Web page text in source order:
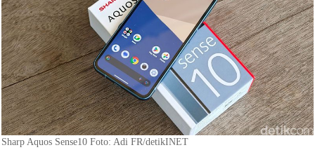
Sharp Aquos Sense10 Foto: Adi FR/detikINET